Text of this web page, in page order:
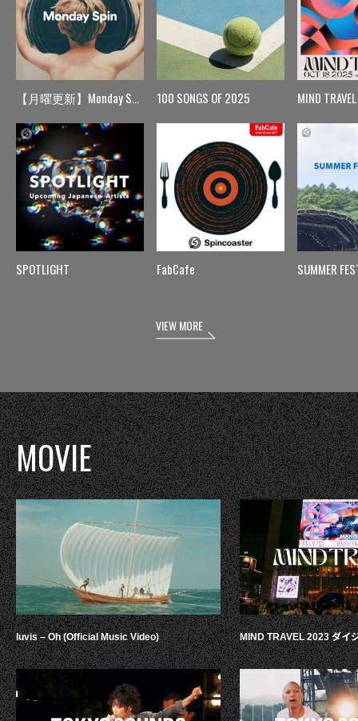
【月曜更新】Monday Spin
SPOTLIGHT
100 SONGS OF 2025
FabCafe
MIND TRAVEL
SUMMER
VIEW MORE
MOVIE
luvis – Oh (Official Music Video) MIND TRAVEL 2023 ダイ